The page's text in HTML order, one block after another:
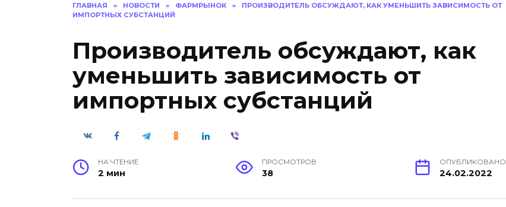
ГЛАВНАЯ » НОВОСТИ » ФАРМРЫНОК »
ПРОИЗВОДИТЕЛЬ ОБСУЖДАЮТ, КАК УМЕНЬШИТЬ ЗАВИСИМОСТЬ ОТ
ИМПОРТНЫХ СУБСТАНЦИЙ
Производитель обсуждают, как
уменьшить зависимость от
импортных субстанций
НА ЧТЕНИЕ
2 мин
ПРОСМОТРОВ
38
ОПУБЛИКОВАНО
24.02.2022